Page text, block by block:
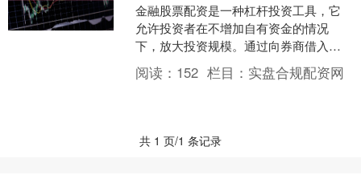
金融股票配资是一种杠杆投资工具，它
允许投资者在不增加自有资金的情况
下，放大投资规模。通过向券商借入资
金广西股票配资，投资者可以购买更多
股票，从而提高潜在收益。 ....
阅读： 152 栏目： 实盘合规配资网
共 1 页/1 条记录